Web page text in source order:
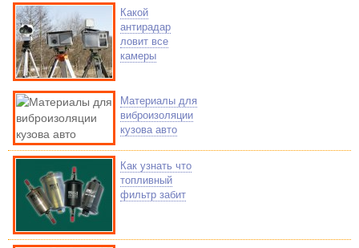
Какой
антирадар
ловит все
камеры
Материалы для
виброизоляции
кузова авто
Как узнать что
топливный
фильтр забит